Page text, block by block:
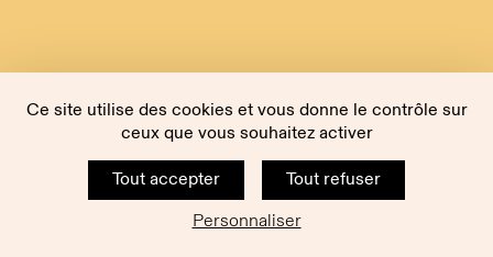
Ce site utilise des cookies et vous donne le contrôle sur
ceux que vous souhaitez activer
Tout accepter
Tout refuser
Personnaliser